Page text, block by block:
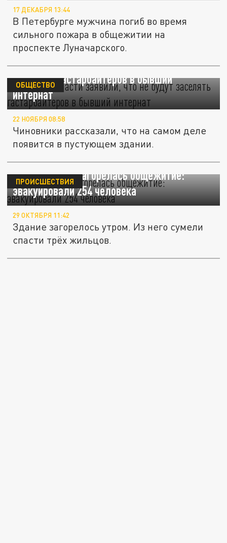
17 ДЕКАБРЯ 13:44
В Петербурге мужчина погиб во время
сильного пожара в общежитии на
проспекте Луначарского.
Пермские власти заявили, что не будут
заселять гастарбайтеров в бывший
интернат
ОБЩЕСТВО
22 НОЯБРЯ 08:58
Чиновники рассказали, что на самом деле
появится в пустующем здании.
В Краснодаре загорелась общежитие:
эвакуировали 254 человека
ПРОИСШЕСТВИЯ
29 ОКТЯБРЯ 11:42
Здание загорелось утром. Из него сумели
спасти трёх жильцов.